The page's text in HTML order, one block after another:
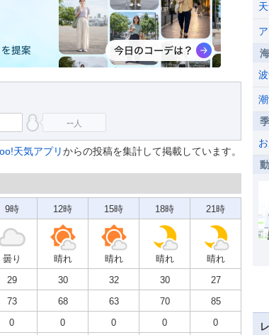
--人
天気アプリからの投稿を集計して掲載しています。
9時 12時 15時 18時 21時
曇り 晴れ 晴れ 晴れ
晴れ
29 30 32 30
27
73 68 63 70
85
0 0 0 0
0